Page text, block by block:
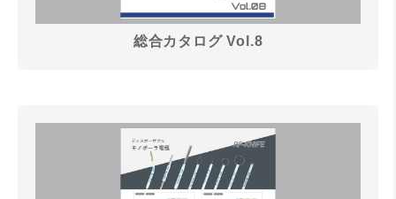
総合カタログ Vol.8